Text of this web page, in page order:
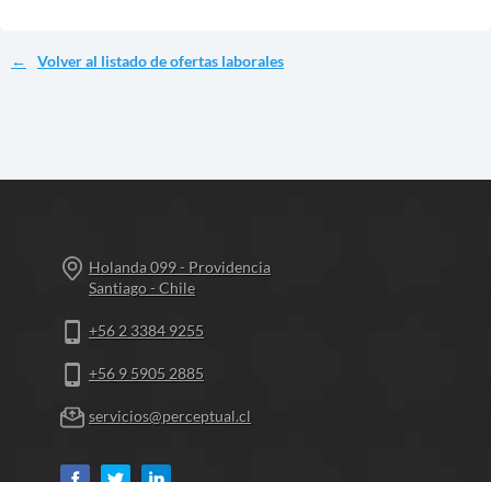
Volver al listado de ofertas laborales
Holanda 099 - Providencia
Santiago - Chile
+56 2 3384 9255
+56 9 5905 2885
servicios@perceptual.cl